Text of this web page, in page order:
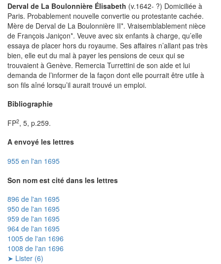
Derval de La Boulonnière Élisabeth (v.1642- ?) Domiciliée à
Paris. Probablement nouvelle convertie ou protestante cachée.
Mère de Derval de La Boulonnière II*. Vraisemblablement nièce
de François Janiçon*. Veuve avec six enfants à charge, qu’elle
essaya de placer hors du royaume. Ses affaires n’allant pas très
bien, elle eut du mal à payer les pensions de ceux qui se
trouvaient à Genève. Remercia Turrettini de son aide et lui
demanda de l’informer de la façon dont elle pourrait être utile à
son fils aîné lorsqu’il aurait trouvé un emploi.
Bibliographie
FP2, 5, p.259.
A envoyé les lettres
955 en l'an 1695
Son nom est cité dans les lettres
896 de l'an 1695
950 de l'an 1695
959 de l'an 1695
964 de l'an 1695
1005 de l'an 1696
1008 de l'an 1696
➤ Lister (6)